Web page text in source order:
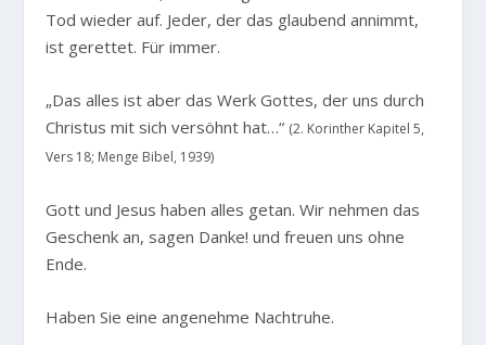
Tod wieder auf. Jeder, der das glaubend annimmt,
ist gerettet. Für immer.
„Das alles ist aber das Werk Gottes, der uns durch
Christus mit sich versöhnt hat…“ (2. Korinther Kapitel 5,
Vers 18; Menge Bibel, 1939)
Gott und Jesus haben alles getan. Wir nehmen das
Geschenk an, sagen Danke! und freuen uns ohne
Ende.
Haben Sie eine angenehme Nachtruhe.